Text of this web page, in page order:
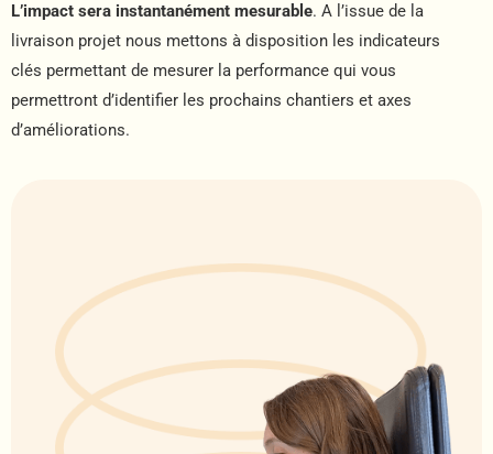
L’impact sera instantanément mesurable. A l’issue de la
livraison projet nous mettons à disposition les indicateurs
clés permettant de mesurer la performance qui vous
permettront d’identifier les prochains chantiers et axes
d’améliorations.